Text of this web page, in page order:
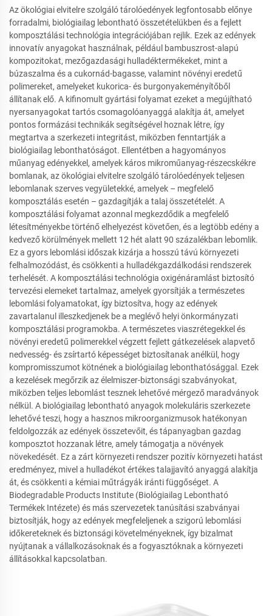
Az ökológiai elvitelre szolgáló tárolóedények legfontosabb előnye
forradalmi, biológiailag lebontható összetételükben és a fejlett
komposztálási technológia integrációjában rejlik. Ezek az edények
innovatív anyagokat használnak, például bambuszrost-alapú
kompozitokat, mezőgazdasági hulladéktermékeket, mint a
búzaszalma és a cukornád-bagasse, valamint növényi eredetű
polimereket, amelyeket kukorica- és burgonyakeményítőből
állítanak elő. A kifinomult gyártási folyamat ezeket a megújítható
nyersanyagokat tartós csomagolóanyaggá alakítja át, amelyet
pontos formázási technikák segítségével hoznak létre, így
megtartva a szerkezeti integritást, miközben fenntartják a
biológiailag lebonthatóságot. Ellentétben a hagyományos
műanyag edényekkel, amelyek káros mikroműanyag-részecskékre
bomlanak, az ökológiai elvitelre szolgáló tárolóedények teljesen
lebomlanak szerves vegyületekké, amelyek – megfelelő
komposztálás esetén – gazdagítják a talaj összetételét. A
komposztálási folyamat azonnal megkezdődik a megfelelő
létesítményekbe történő elhelyezést követően, és a legtöbb edény a
kedvező körülmények mellett 12 hét alatt 90 százalékban lebomlik.
Ez a gyors lebomlási időszak kizárja a hosszú távú környezeti
felhalmozódást, és csökkenti a hulladékgazdálkodási rendszerek
terhelését. A komposztálási technológia oxigénáramlást biztosító
tervezési elemeket tartalmaz, amelyek gyorsítják a természetes
lebomlási folyamatokat, így biztosítva, hogy az edények
zavartalanul illeszkedjenek be a meglévő helyi önkormányzati
komposztálási programokba. A természetes viaszrétegekkel és
növényi eredetű polimerekkel végzett fejlett gátkezelések alapvető
nedvesség- és zsírtartó képességet biztosítanak anélkül, hogy
kompromisszumot kötnének a biológiailag lebonthatósággal. Ezek
a kezelések megőrzik az élelmiszer-biztonsági szabványokat,
miközben teljes lebomlást tesznek lehetővé mérgező maradványok
nélkül. A biológiailag lebontható anyagok molekuláris szerkezete
lehetővé teszi, hogy a hasznos mikroorganizmusok hatékonyan
feldolgozzák az edények összetevőit, és tápanyagban gazdag
komposztot hozzanak létre, amely támogatja a növények
növekedését. Ez a zárt környezeti rendszer pozitív környezeti hatást
eredményez, mivel a hulladékot értékes talajjavító anyaggá alakítja
át, és csökkenti a kémiai műtrágyák iránti függőséget. A
Biodegradable Products Institute (Biológiailag Lebontható
Termékek Intézete) és más szervezetek tanúsítási szabványai
biztosítják, hogy az edények megfeleljenek a szigorú lebomlási
időkereteknek és biztonsági követelményeknek, így bizalmat
nyújtanak a vállalkozásoknak és a fogyasztóknak a környezeti
állításokkal kapcsolatban.